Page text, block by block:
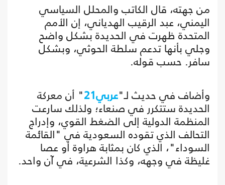
من جهته، قال الكاتب والمحلل السياسي
اليمني، عبد الرقيب الهدياني، إن الأمم
المتحدة ظهرت في الحديدة بشكل واضح
وجلي بأنها تدعم سلطة الحوثي، وبشكل
سافر. حسب قوله.
وأضاف في حديث لـ"عربي21 " أن معركة
الحديدة ستتكرر في صنعاء؛ ولذلك سارعت
المنظمة الدولية إلى الضغط القوي، وإدراج
التحالف الذي تقوده السعودية في "القائمة
السوداء"، الذي كان بمثابة هراوة أو عصا
غليظة في وجهه، وكذا الشرعية، في آن واحد.